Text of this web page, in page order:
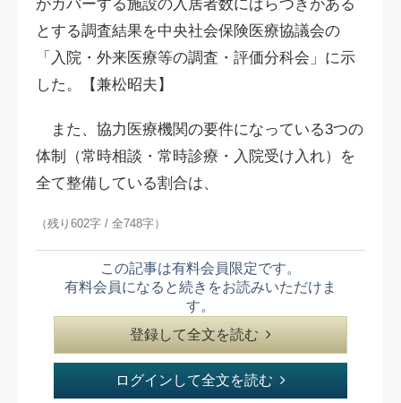
がカバーする施設の入居者数にばらつきがある
とする調査結果を中央社会保険医療協議会の
「入院・外来医療等の調査・評価分科会」に示
した。【兼松昭夫】
また、協力医療機関の要件になっている3つの
体制（常時相談・常時診療・入院受け入れ）を
全て整備している割合は、
（残り602字 / 全748字）
この記事は有料会員限定です。
有料会員になると続きをお読みいただけま
す。
登録して全文を読む
ログインして全文を読む